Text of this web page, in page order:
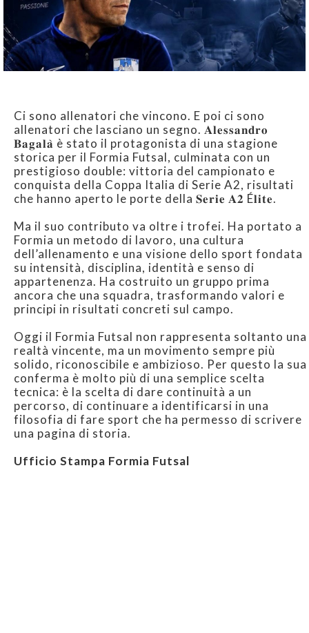
Ci sono allenatori che vincono. E poi ci sono
allenatori che lasciano un segno. 𝐀𝐥𝐞𝐬𝐬𝐚𝐧𝐝𝐫𝐨
𝐁𝐚𝐠𝐚𝐥𝐚̀ è stato il protagonista di una stagione
storica per il Formia Futsal, culminata con un
prestigioso double: vittoria del campionato e
conquista della Coppa Italia di Serie A2, risultati
che hanno aperto le porte della 𝐒𝐞𝐫𝐢𝐞 𝐀𝟐 É𝐥𝐢𝐭𝐞.
Ma il suo contributo va oltre i trofei. Ha portato a
Formia un metodo di lavoro, una cultura
dell’allenamento e una visione dello sport fondata
su intensità, disciplina, identità e senso di
appartenenza. Ha costruito un gruppo prima
ancora che una squadra, trasformando valori e
principi in risultati concreti sul campo.
Oggi il Formia Futsal non rappresenta soltanto una
realtà vincente, ma un movimento sempre più
solido, riconoscibile e ambizioso. Per questo la sua
conferma è molto più di una semplice scelta
tecnica: è la scelta di dare continuità a un
percorso, di continuare a identificarsi in una
filosofia di fare sport che ha permesso di scrivere
una pagina di storia.
Ufficio Stampa Formia Futsal